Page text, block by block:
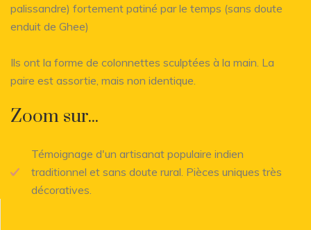
palissandre) fortement patiné par le temps (sans doute
enduit de Ghee)
Ils ont la forme de colonnettes sculptées à la main. La
paire est assortie, mais non identique.
Zoom sur...
Témoignage d'un artisanat populaire indien
traditionnel et sans doute rural. Pièces uniques très
décoratives.